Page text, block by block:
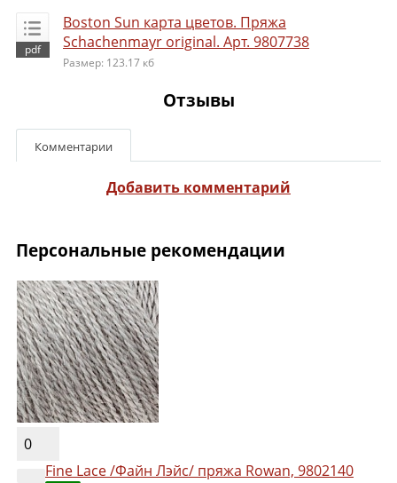
Boston Sun карта цветов. Пряжа
Schachenmayr original. Арт. 9807738
Размер: 123.17 кб
Отзывы
Комментарии
Добавить комментарий
Персональные рекомендации
0
Fine Lace /Файн Лэйс/ пряжа Rowan, 9802140